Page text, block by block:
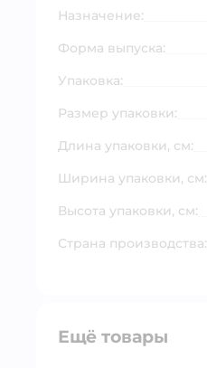
Назначение:
Форма выпуска:
Упаковка:
Размер упаковки:
Длина упаковки, см:
Ширина упаковки, см:
Высота упаковки, см:
Страна производства:
Ещё товары